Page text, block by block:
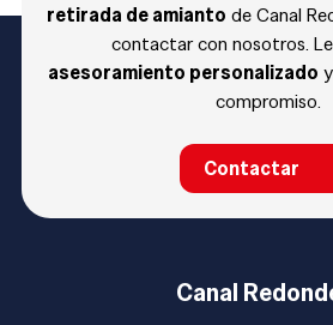
retirada de amianto de Canal
contactar con nosotros.
asesoramiento personalizado
compromiso.
Contactar
Canal